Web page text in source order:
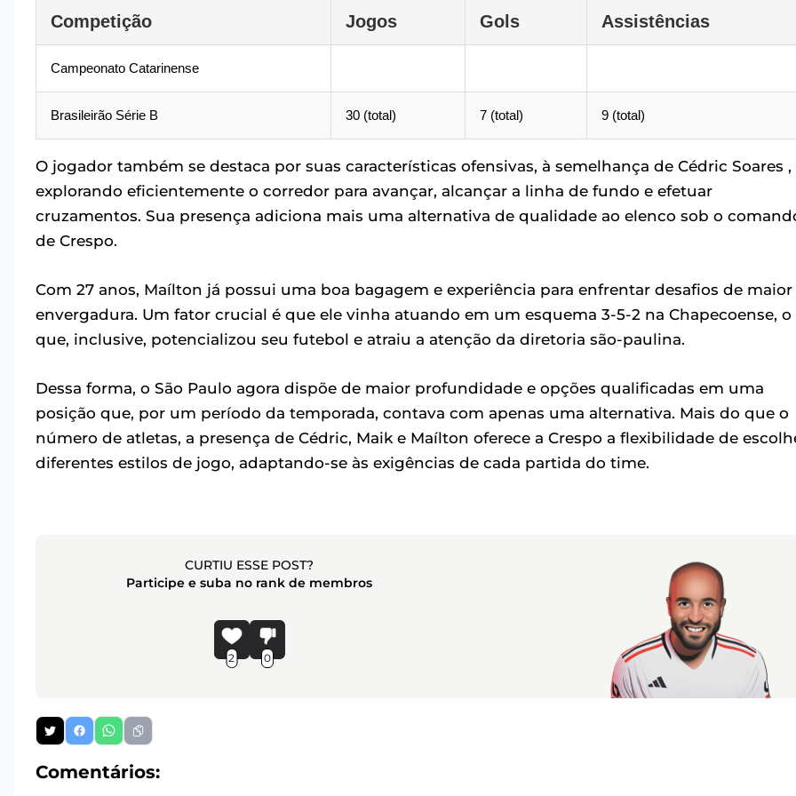
Competição Jogos Gols Assistências
Campeonato Catarinense
Brasileirão Série B 30 (total) 7 (total) 9 (total)
O jogador também se destaca por suas características ofensivas, à semelhança de Cédric Soares ,
explorando eficientemente o corredor para avançar, alcançar a linha de fundo e efetuar
cruzamentos. Sua presença adiciona mais uma alternativa de qualidade ao elenco sob o
de Crespo.
Com 27 anos, Maílton já possui uma boa bagagem e experiência para enfrentar desafios de maior
envergadura. Um fator crucial é que ele vinha atuando em um esquema 3-5-2 na Chapecoense, o
que, inclusive, potencializou seu futebol e atraiu a atenção da diretoria são-paulina.
Dessa forma, o São Paulo agora dispõe de maior profundidade e opções qualificadas em uma
posição que, por um período da temporada, contava com apenas uma alternativa. Mais do que o
número de atletas, a presença de Cédric, Maik e Maílton oferece a Crespo a flexibilidade de
diferentes estilos de jogo, adaptando-se às exigências de cada partida do time.
CURTIU ESSE POST?
Participe e suba no rank de membros
2 0
Comentários: